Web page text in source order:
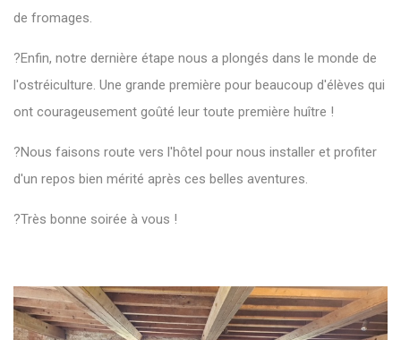
de fromages.
?Enfin, notre dernière étape nous a plongés dans le monde de
l'ostréiculture. Une grande première pour beaucoup d'élèves qui
ont courageusement goûté leur toute première huître !
?Nous faisons route vers l'hôtel pour nous installer et profiter
d'un repos bien mérité après ces belles aventures.
?Très bonne soirée à vous !